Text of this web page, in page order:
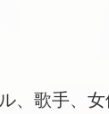
、歌手、女